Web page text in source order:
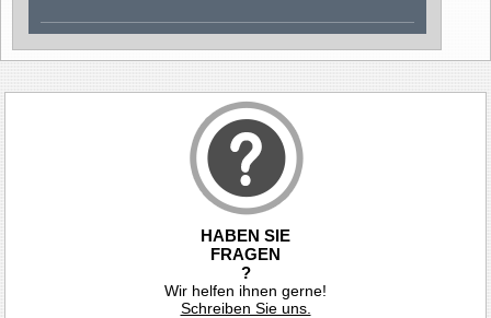
HABEN SIE
FRAGEN
?
Wir helfen ihnen gerne!
Schreiben Sie uns.